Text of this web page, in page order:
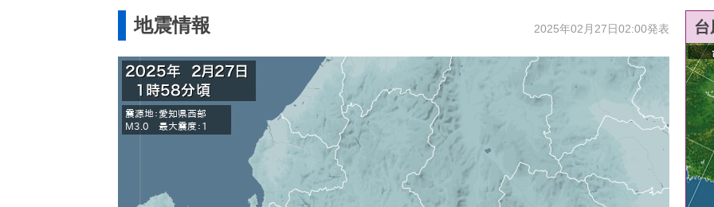
地震情報 2025年02月27日02:00発表